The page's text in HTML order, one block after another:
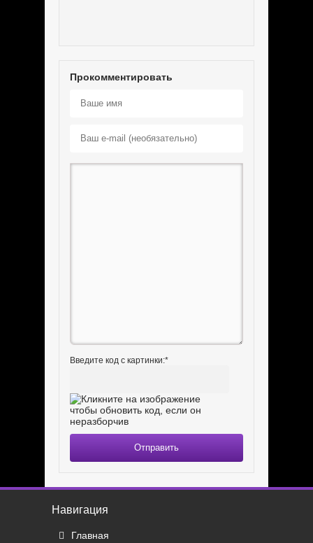
Прокомментировать
Введите код с картинки:*
Отправить
Навигация
Главная